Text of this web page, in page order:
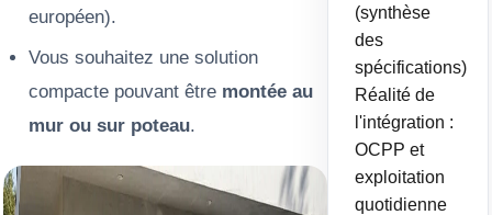
européen).
Vous souhaitez une solution
compacte pouvant être montée au
mur ou sur poteau.
(synthèse
des
spécifications)
Réalité de
l'intégration :
OCPP et
exploitation
quotidienne